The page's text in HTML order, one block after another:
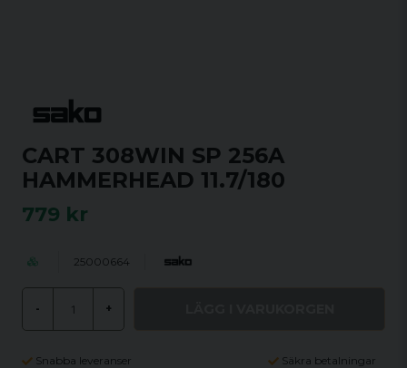
CART 308WIN SP 256A
HAMMERHEAD 11.7/180
779 kr
25000664
- +
Snabba leveranser Säkra betalningar